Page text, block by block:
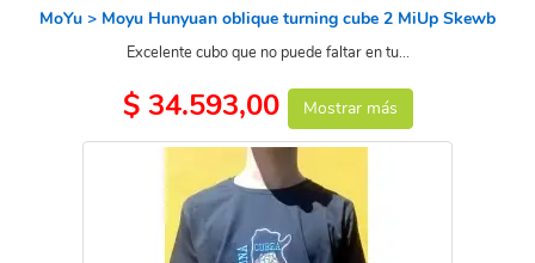
MoYu > Moyu Hunyuan oblique turning cube 2 MiUp Skewb
Excelente cubo que no puede faltar en tu...
$ 34.593,00 Mostrar más